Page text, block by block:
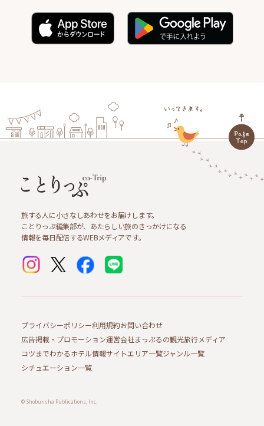
旅する人に小さなしあわせをお届けします。
ことりっぷ編集部が、あたらしい旅のきっかけになる
情報を毎日配信するWEBメディアです。
プライバシーポリシー利用規約お問い合わせ
広告掲載・プロモーション運営会社まっぷるの観光旅行メディア
コツまでわかるホテル情報サイトエリア一覧ジャンル一覧
シチュエーション一覧
© Shobunsha Publications, Inc.